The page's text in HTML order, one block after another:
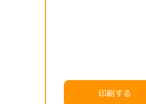
印刷する